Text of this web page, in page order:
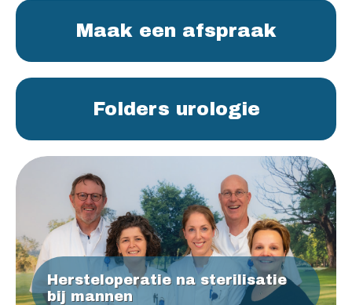
Maak een afspraak
Folders urologie
Hersteloperatie na sterilisatie
bij mannen